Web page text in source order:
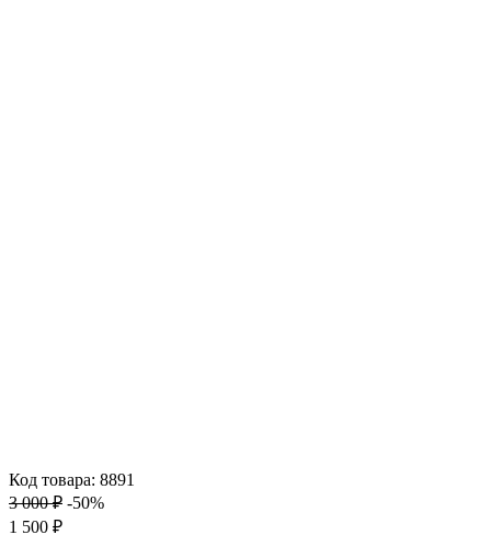
Код товара: 8891
3 000 ₽ -50%
1 500 ₽